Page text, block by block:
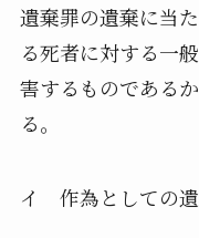
遺棄罪の遺棄に当た
る死者に対する一
害するものである
る。
イ 作為としての